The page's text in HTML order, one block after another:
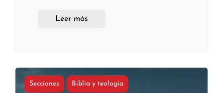
Leer más
Secciones Biblia y teología